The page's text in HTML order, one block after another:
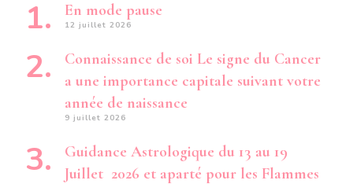
En mode pause
12 juillet 2026
Connaissance de soi Le signe du Cancer
a une importance capitale suivant votre
année de naissance
9 juillet 2026
Guidance Astrologique du 13 au 19
Juillet 2026 et aparté pour les Flammes